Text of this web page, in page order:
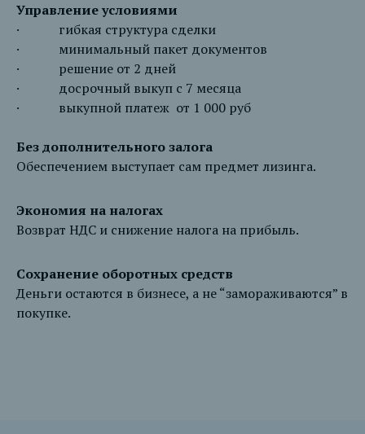
Управление условиями
· гибкая структура сделки
· минимальный пакет документов
· решение от 2 дней
· досрочный выкуп с 7 месяца
· выкупной платеж от 1 000 руб
Без дополнительного залога
Обеспечением выступает сам предмет лизинга.
Экономия на налогах
Возврат НДС и снижение налога на прибыль.
Сохранение оборотных средств
Деньги остаются в бизнесе, а не “замораживаются” в
покупке.